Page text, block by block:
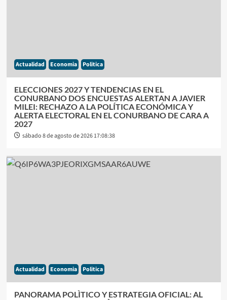
Actualidad Economia Politica
ELECCIONES 2027 Y TENDENCIAS EN EL
CONURBANO DOS ENCUESTAS ALERTAN A JAVIER
MILEI: RECHAZO A LA POLÍTICA ECONÓMICA Y
ALERTA ELECTORAL EN EL CONURBANO DE CARA A
2027
sábado 8 de agosto de 2026 17:08:38
Actualidad Economia Politica
PANORAMA POLÌTICO Y ESTRATEGIA OFICIAL: AL